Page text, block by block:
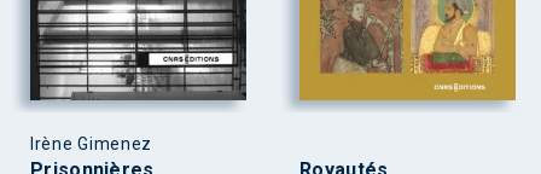
Irène Gimenez